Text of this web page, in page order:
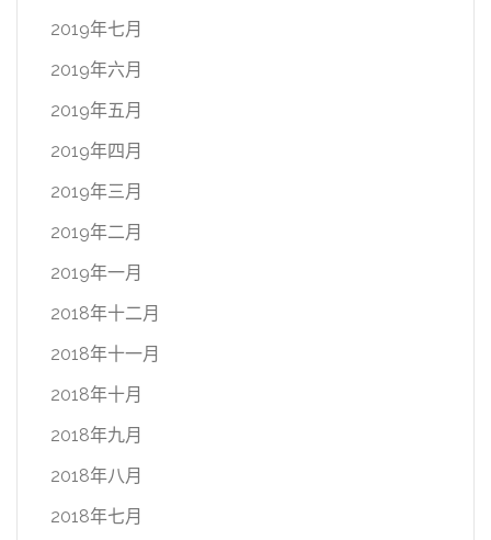
2019年七月
2019年六月
2019年五月
2019年四月
2019年三月
2019年二月
2019年一月
2018年十二月
2018年十一月
2018年十月
2018年九月
2018年八月
2018年七月